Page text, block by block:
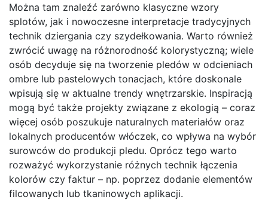
Można tam znaleźć zarówno klasyczne wzory
splotów, jak i nowoczesne interpretacje tradycyjnych
technik dziergania czy szydełkowania. Warto również
zwrócić uwagę na różnorodność kolorystyczną; wiele
osób decyduje się na tworzenie pledów w odcieniach
ombre lub pastelowych tonacjach, które doskonale
wpisują się w aktualne trendy wnętrzarskie. Inspiracją
mogą być także projekty związane z ekologią – coraz
więcej osób poszukuje naturalnych materiałów oraz
lokalnych producentów włóczek, co wpływa na wybór
surowców do produkcji pledu. Oprócz tego warto
rozważyć wykorzystanie różnych technik łączenia
kolorów czy faktur – np. poprzez dodanie elementów
filcowanych lub tkaninowych aplikacji.